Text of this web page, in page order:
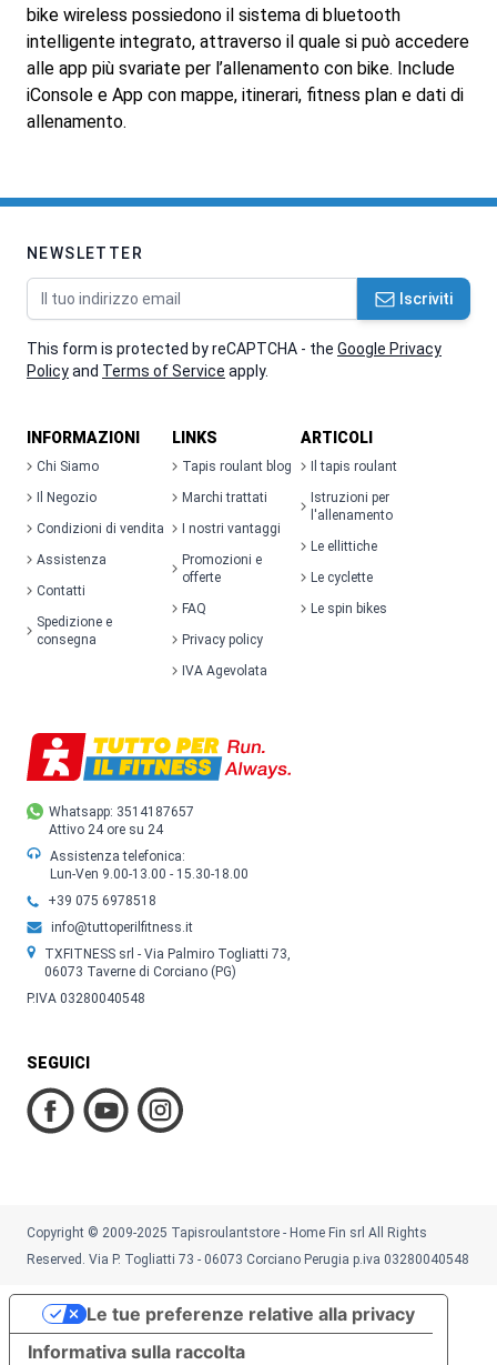
bike wireless possiedono il sistema di bluetooth
intelligente integrato, attraverso il quale si può accedere
alle app più svariate per l’allenamento con bike. Include
iConsole e App con mappe, itinerari, fitness plan e dati di
allenamento.
Whatsapp: 3514187657
Attivo 24 ore su 24
Assistenza telefonica:
Lun-Ven 9.00-13.00 - 15.30-18.00
+39 075 6978518
info@tuttoperilfitness.it
TXFITNESS srl - Via Palmiro Togliatti 73,
06073 Taverne di Corciano (PG)
P.IVA 03280040548
SEGUICI
NEWSLETTER
Indirizzo email Iscriviti
This form is protected by reCAPTCHA - the Google Privacy
Policyand Terms of Service apply.
INFORMAZIONI
Chi Siamo
Il Negozio
Condizioni di vendita
Assistenza
Contatti
Spedizione e
consegna
LINKS
Tapis roulant blog
Marchi trattati
I nostri vantaggi
Promozioni e
offerte
FAQ
Privacy policy
IVA Agevolata
ARTICOLI
Il tapis roulant
Istruzioni per
l'allenamento
Le ellittiche
Le cyclette
Le spin bikes
Copyright © 2009-2025 Tapisroulantstore - Home Fin srl All Rights
Reserved. Via P. Togliatti 73 - 06073 Corciano Perugia p.iva 03280040548
Informativa sulla raccolta
Le tue preferenze relative alla privacy